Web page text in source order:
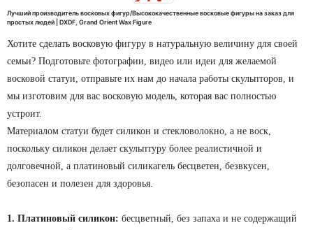
Лучший производитель восковых фигур/Высококачественные восковые фигуры на заказ для
простых людей | DXDF, Grand Orient Wax Figure
Хотите сделать восковую фигуру в натуральную величину для своей
семьи? Подготовьте фотографии, видео или идеи для желаемой
восковой статуи, отправьте их нам до начала работы скульпторов, и
мы изготовим для вас восковую модель, которая вас полностью
устроит.
Материалом статуи будет силикон и стекловолокно, а не воск,
поскольку силикон делает скульптуру более реалистичной и
долговечной, а платиновый силикагель бесцветен, безвкусен,
безопасен и полезен для здоровья.
1. Платиновый силикон: бесцветный, без запаха и не содержащий